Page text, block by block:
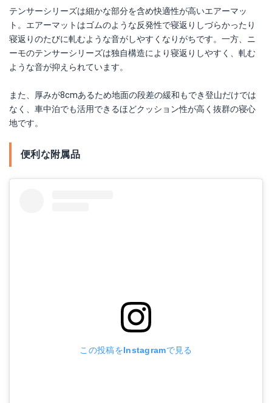
テンサーシリーズは細かな部分を含め快適性が高いエアーマッ
ト。エアーマットはゴムのような反発性で寝返りしづらかったり
寝返りのたびに軋むような音がしやすくなりがちです。一方、ニ
ーモのテンサーシリーズは独自構造により寝返りしやすく、軋む
ような音が抑えられています。
また、厚みが8cmあるため地面の段差の緩和もでき登山だけでは
なく、車中泊でも活用できるほどクッション性が高く抜群の寝心
地です。
便利な附属品
この投稿をInstagramで見る